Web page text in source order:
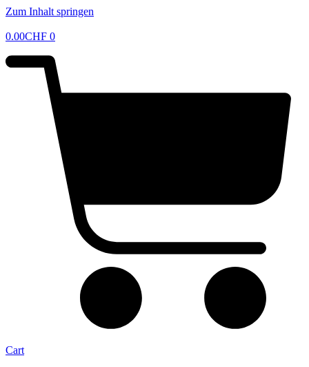
Zum Inhalt springen
0.00CHF 0
Cart